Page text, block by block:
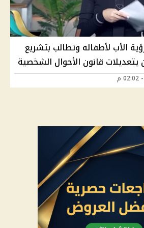
الأب لأطفاله وتطالب بتشريع
يتعديلات قانون الأحوال الشخصية